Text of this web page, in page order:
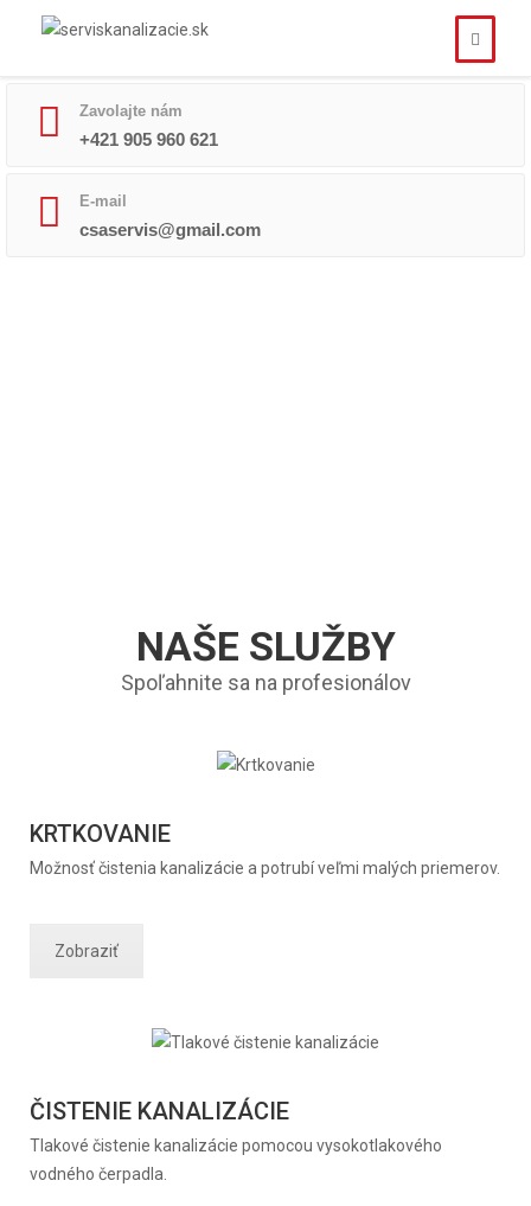
Zavolajte nám
+421 905 960 621
E-mail
csaservis@gmail.com
NAŠE SLUŽBY
Spoľahnite sa na profesionálov
KRTKOVANIE
Možnosť čistenia kanalizácie a potrubí veľmi malých priemerov.
Zobraziť
ČISTENIE KANALIZÁCIE
Tlakové čistenie kanalizácie pomocou vysokotlakového
vodného čerpadla.